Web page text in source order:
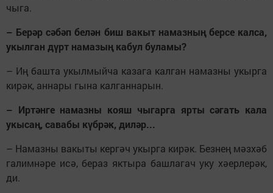
чыга.
– Берәр сәбәп белән биш вакыт намазның берсе калса,
укылган дүрт намазың кабул буламы?
– Иң башта укылмыйча казага калган намазны укырга
кирәк, аннары гына калганнарын.
– Иртәнге намазны кояш чыгарга ярты сәгать кала
укысаң, савабы күбрәк, диләр...
– Намазны вакыты кергәч укырга кирәк. Безнең мәзхәб
галимнәре исә, бераз яктыра башлагач уку хәерлерәк,
ди.